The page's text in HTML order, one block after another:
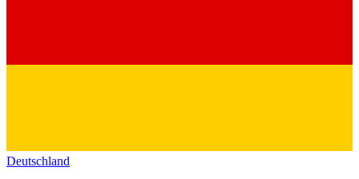
Deutschland